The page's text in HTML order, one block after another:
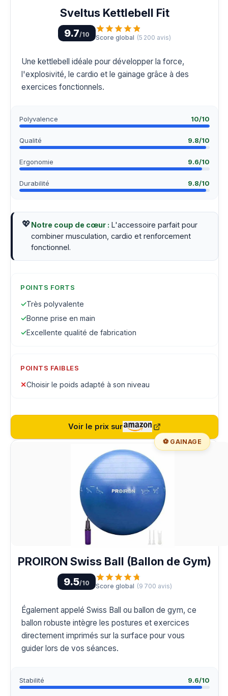
Sveltus Kettlebell Fit
9.7/10 Score global (5 200 avis)
Une kettlebell idéale pour développer la force,
l'explosivité, le cardio et le gainage grâce à des
exercices fonctionnels.
Polyvalence 10/10
Qualité 9.8/10
Ergonomie 9.6/10
Durabilité 9.8/10
💖Notre coup de cœur : L'accessoire parfait pour
combiner musculation, cardio et renforcement
fonctionnel.
POINTS FORTS
✓Très polyvalente
✓Bonne prise en main
✓Excellente qualité de fabrication
POINTS FAIBLES
✕Choisir le poids adapté à son niveau
Voir le prix sur
⚽ GAINAGE
PROIRON Swiss Ball (Ballon de Gym)
9.5/10 Score global (9 700 avis)
Également appelé Swiss Ball ou ballon de gym, ce
ballon robuste intègre les postures et exercices
directement imprimés sur la surface pour vous
guider lors de vos séances.
Stabilité 9.6/10